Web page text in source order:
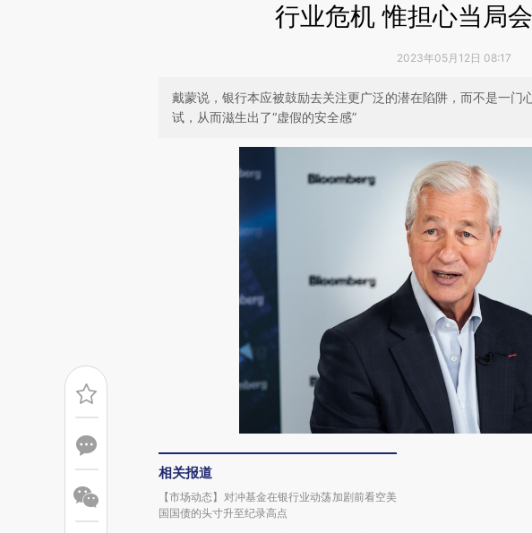
行业危机 惟担心当局
2023年05月12日 08:17
戴蒙说，银行本应被鼓励去关注更广泛的潜在陷阱，而不是一门
试，从而滋生出了“虚假的安全感”
相关报道
【市场动态】对冲基金在银行业动荡加剧前看空美
国国债的头寸升至纪录高点